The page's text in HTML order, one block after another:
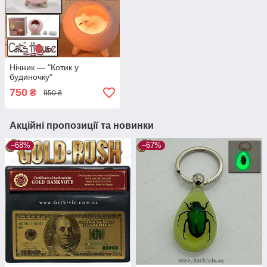
Нічник — "Котик у
будиночку"
750 ₴ 950 ₴
Акційні пропозиції та новинки
–68% –67%